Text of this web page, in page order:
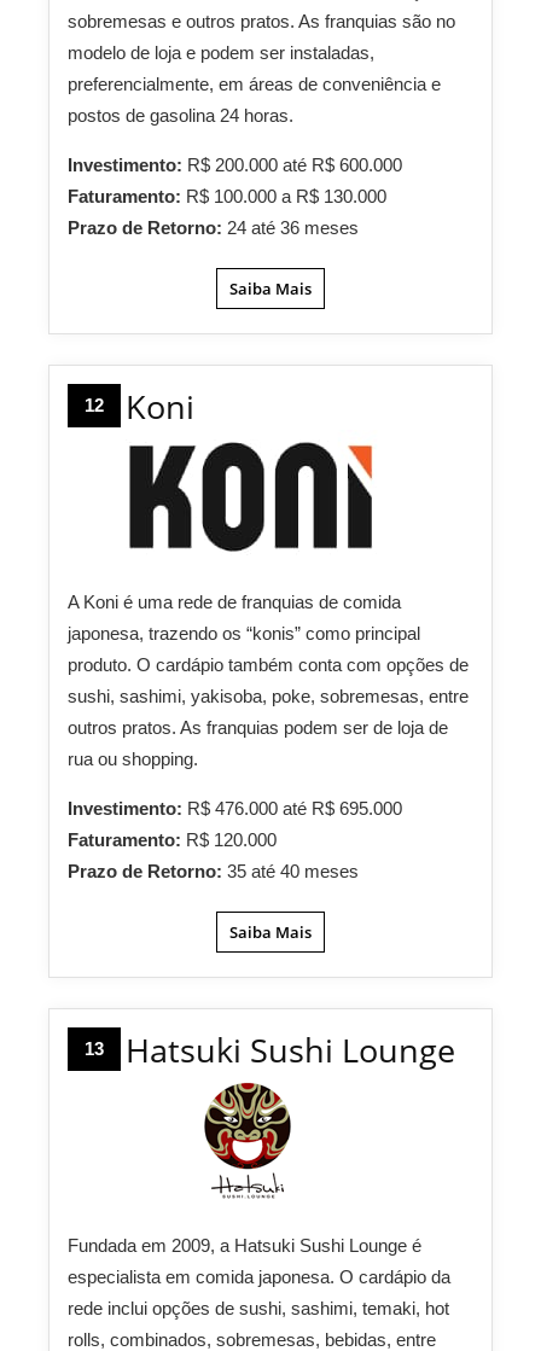
sobremesas e outros pratos. As franquias são no
modelo de loja e podem ser instaladas,
preferencialmente, em áreas de conveniência e
postos de gasolina 24 horas.
Investimento: R$ 200.000 até R$ 600.000
Faturamento: R$ 100.000 a R$ 130.000
Prazo de Retorno: 24 até 36 meses
Saiba Mais
12 Koni
A Koni é uma rede de franquias de comida
japonesa, trazendo os “konis” como principal
produto. O cardápio também conta com opções de
sushi, sashimi, yakisoba, poke, sobremesas, entre
outros pratos. As franquias podem ser de loja de
rua ou shopping.
Investimento: R$ 476.000 até R$ 695.000
Faturamento: R$ 120.000
Prazo de Retorno: 35 até 40 meses
Saiba Mais
13 Hatsuki Sushi Lounge
Fundada em 2009, a Hatsuki Sushi Lounge é
especialista em comida japonesa. O cardápio da
rede inclui opções de sushi, sashimi, temaki, hot
rolls, combinados, sobremesas, bebidas, entre